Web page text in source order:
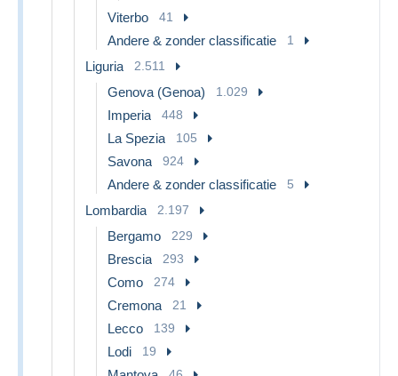
Viterbo 41
Andere & zonder classificatie 1
Liguria 2.511
Genova (Genoa) 1.029
Imperia 448
La Spezia 105
Savona 924
Andere & zonder classificatie 5
Lombardia 2.197
Bergamo 229
Brescia 293
Como 274
Cremona 21
Lecco 139
Lodi 19